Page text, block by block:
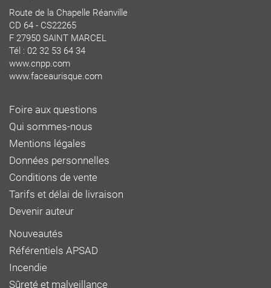
Route de la Chapelle Réanville
CD 64 - CS22265
F 27950 SAINT MARCEL
Tél : 02 32 53 64 34
www.cnpp.com
www.faceaurisque.com
Foire aux questions
Qui sommes-nous
Mentions légales
Données personnelles
Conditions de vente
Tarifs et délai de livraison
Devenir auteur
Nouveautés
Référentiels APSAD
Incendie
Sûreté et malveillance